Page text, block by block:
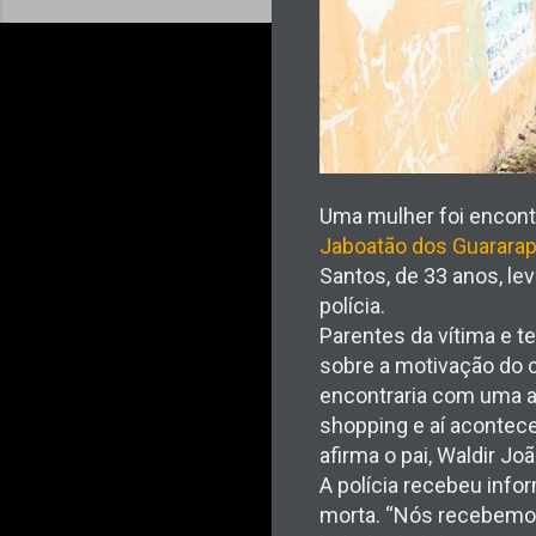
Uma mulher foi
Jaboatão dos
Santos, de 33 anos,
polícia.
Parentes da vítima e
sobre a motivação do
encontraria com uma
shopping e aí
afirma o pai, Waldir
A polícia recebeu
morta. “Nós